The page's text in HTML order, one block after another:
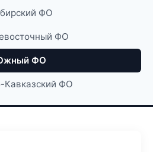
ФО
ФО
ФО
Кавказский ФО